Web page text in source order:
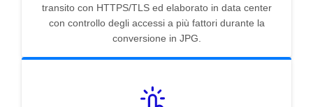
transito con HTTPS/TLS ed elaborato in data center
con controllo degli accessi a più fattori durante la
conversione in JPG.